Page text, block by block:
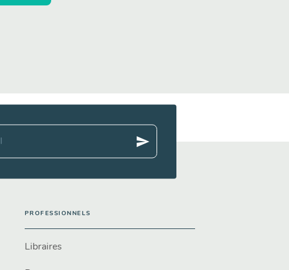
send
PROFESSIONNELS
Libraires